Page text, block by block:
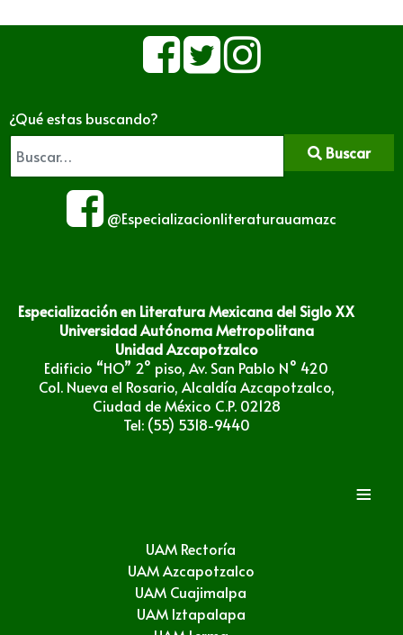
¿Qué estas buscando?
Buscar
@Especializacionliteraturauamazc
Especialización en Literatura Mexicana del Siglo XX
Universidad Autónoma Metropolitana
Unidad Azcapotzalco
Edificio “HO” 2° piso, Av. San Pablo N° 420
Col. Nueva el Rosario, Alcaldía Azcapotzalco,
Ciudad de México C.P. 02128
Tel: (55) 5318-9440
≡
UAM Rectoría
UAM Azcapotzalco
UAM Cuajimalpa
UAM Iztapalapa